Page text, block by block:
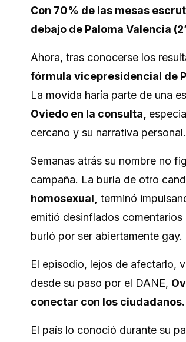
Con 70% de las mesas
debajo de Paloma Valencia
Ahora, tras conocerse los
fórmula vicepresidencial de
La movida haría parte de una
Oviedo en la consulta,
cercano y su narrativa personal.
Semanas atrás su nombre no
campaña. La burla de otro
homosexual, terminó
emitió desinflados
burló por ser abiertamente gay.
El episodio, lejos de afectarlo,
desde su paso por el DANE,
conectar con los ciudadanos.
El país lo conoció durante su